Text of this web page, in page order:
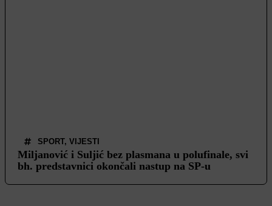
SPORT, VIJESTI
Miljanović i Suljić bez plasmana u polufinale, svi
bh. predstavnici okončali nastup na SP-u